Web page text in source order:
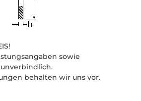
sowie
behalten wir uns vor.